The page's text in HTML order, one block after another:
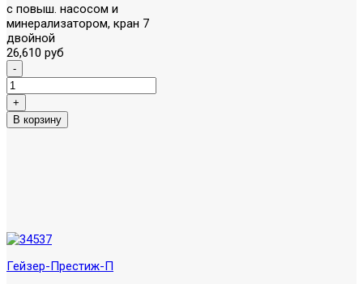
с повыш. насосом и
минерализатором, кран 7
двойной
26,610 руб
Гейзер-Престиж-П